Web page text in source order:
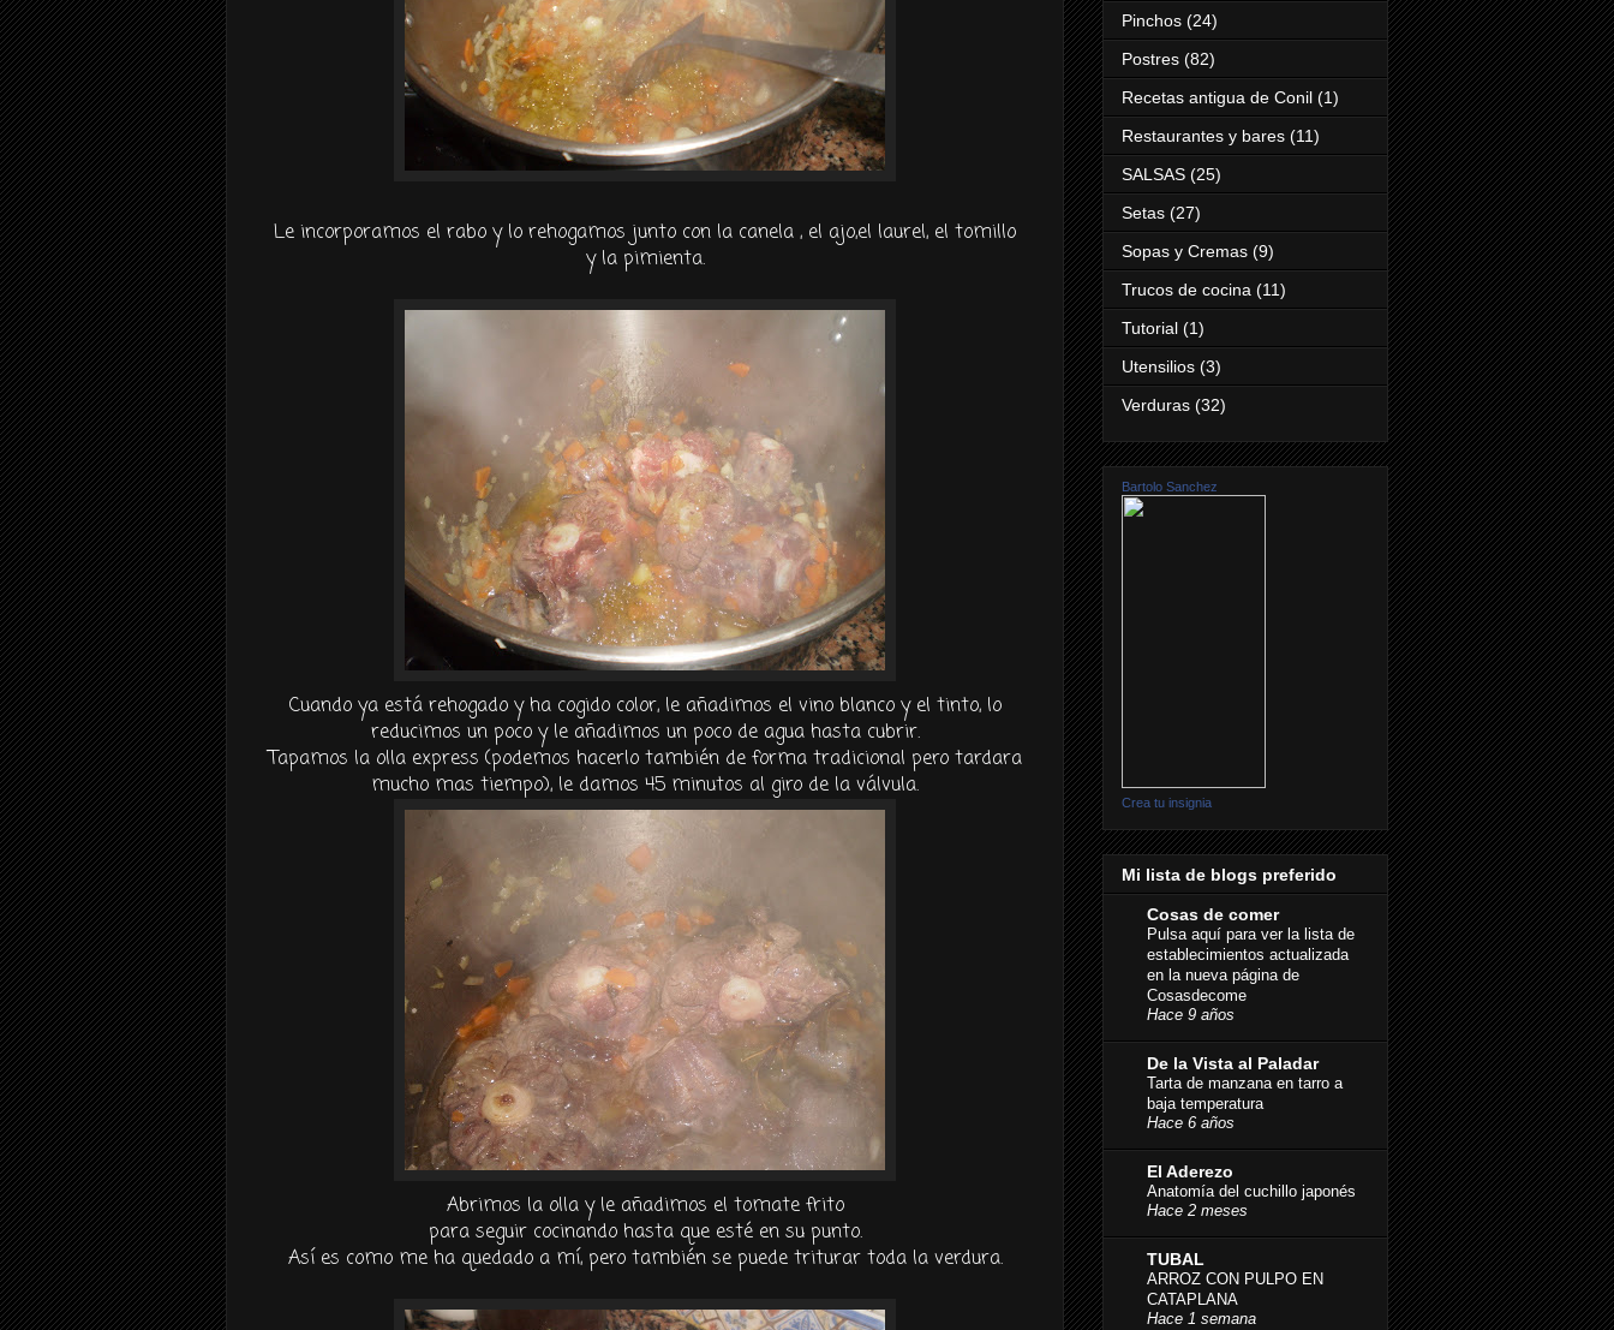
Le incorporamos el rabo y lo rehogamos junto con la canela , el ajo,el laurel, el tomillo
y la pimienta.
Cuando ya está rehogado y ha cogido color, le añadimos el vino blanco y el tinto, lo
reducimos un poco y le añadimos un poco de agua hasta cubrir.
Tapamos la olla express (podemos hacerlo tambiénde forma tradicional pero tardara
mucho mas tiempo), le damos 45 minutos al giro de la válvula.
Abrimos la olla y le añadimos el tomate frito
para seguir cocinando hasta que esté en su punto.
Así es como me ha quedado a mí, pero también se puede triturar toda la verdura.
Pinchos (24)
Postres (82)
Recetas antigua de Conil (1)
Restaurantes y bares (11)
SALSAS (25)
Setas (27)
Sopas y Cremas (9)
Trucos de cocina (11)
Tutorial (1)
Utensilios (3)
Verduras (32)
Bartolo Sanchez
Crea tu insignia
Mi lista de blogs preferido
Cosas de comer
Pulsa aquí para ver la lista de
establecimientos actualizada
en la nueva página de
Cosasdecome
Hace 9 años
De la Vista al Paladar
Tarta de manzana en tarro a
baja temperatura
Hace 6 años
El Aderezo
Anatomía del cuchillo japonés
Hace 2 meses
TUBAL
ARROZ CON PULPO EN
CATAPLANA
Hace 1 semana